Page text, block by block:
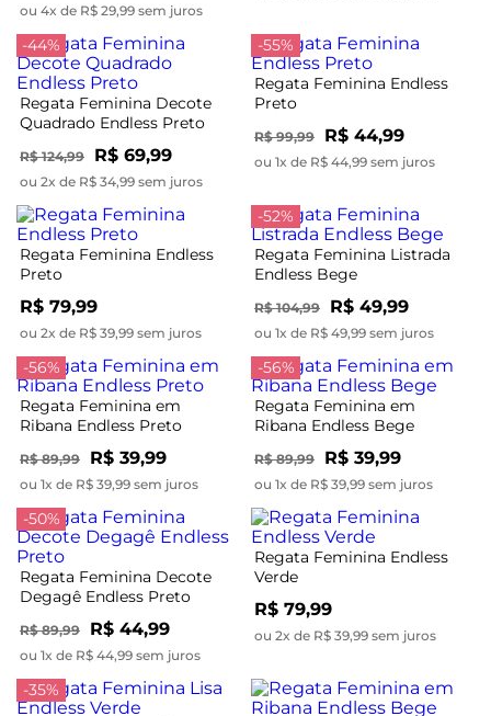
ou 4x de R$ 29,99 sem juros
-44%
Regata Feminina Decote
Quadrado Endless Preto
R$ 124,99 R$ 69,99
ou 2x de R$ 34,99 sem juros
-55%
Regata Feminina Endless
Preto
R$ 99,99 R$ 44,99
ou 1x de R$ 44,99 sem juros
Regata Feminina Endless
Preto
R$ 79,99
ou 2x de R$ 39,99 sem juros
-52%
Regata Feminina Listrada
Endless Bege
R$ 104,99 R$ 49,99
ou 1x de R$ 49,99 sem juros
-56%
Regata Feminina em
Ribana Endless Preto
R$ 89,99 R$ 39,99
ou 1x de R$ 39,99 sem juros
-56%
Regata Feminina em
Ribana Endless Bege
R$ 89,99 R$ 39,99
ou 1x de R$ 39,99 sem juros
-50%
Regata Feminina Decote
Degagê Endless Preto
R$ 89,99 R$ 44,99
ou 1x de R$ 44,99 sem juros
Regata Feminina Endless
Verde
R$ 79,99
ou 2x de R$ 39,99 sem juros
-35%